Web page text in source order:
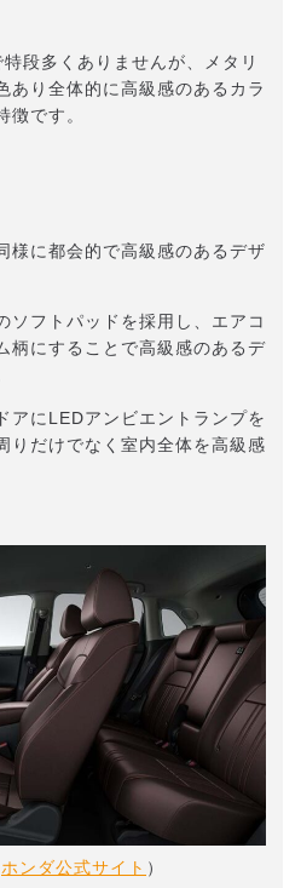
段多くありませんが、メタリ
あり全体的に高級感のあるカラ
徴です。
様に都会的で高級感のあるデザ
ソフトパッドを採用し、エアコ
柄にすることで高級感のあるデ
アにLEDアンビエントランプを
りだけでなく室内全体を高級感
ホンダ公式サイト ）